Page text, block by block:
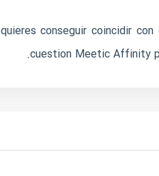
conseguir coincidir
cuestion Meetic Affinity